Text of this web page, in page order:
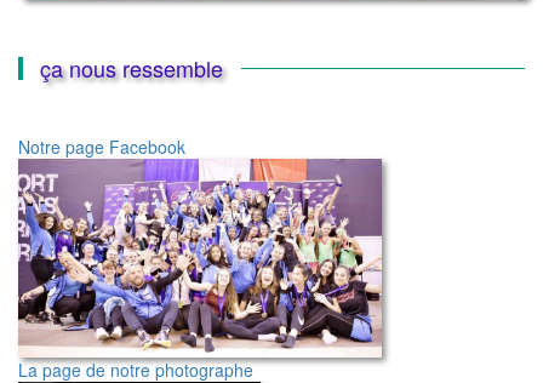
passé
nousça nous ressemble
Notre page Facebook
La page de notre photographe